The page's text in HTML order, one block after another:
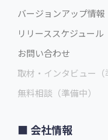
バージョンアップ情報
リリーススケジュール
お問い合わせ
取材・インタビュー（
無料相談（準備中）
会社情報